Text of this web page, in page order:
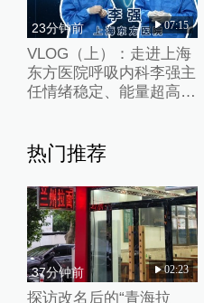
23分钟前 07:15
VLOG（上）：走进上海
东方医院呼吸内科李强主
任情绪稳定、能量超高的
热门推荐
37分钟前 02:23
探访改名后的“青海拉